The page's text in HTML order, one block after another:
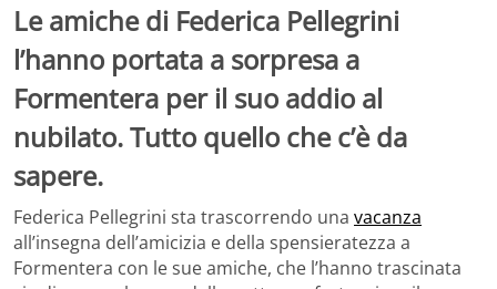
Le amiche di Federica Pellegrini
l’hanno portata a sorpresa a
Formentera per il suo addio al
nubilato. Tutto quello che c’è da
sapere.
Federica Pellegrini sta trascorrendo una vacanza
all’insegna dell’amicizia e della spensieratezza a
Formentera con le sue amiche, che l’hanno trascinata